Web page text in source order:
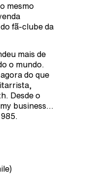
mesmo
fã-clube da
mais de
o mundo.
do que
Desde o
business…